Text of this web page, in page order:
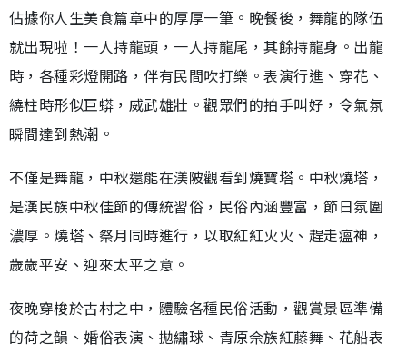
佔據你人生美食篇章中的厚厚一筆。晚餐後，舞龍的隊伍
就出現啦！一人持龍頭，一人持龍尾，其餘持龍身。出龍
時，各種彩燈開路，伴有民間吹打樂。表演行進、穿花、
繞柱時形似巨蟒，威武雄壯。觀眾們的拍手叫好，令氣氛
瞬間達到熱潮。
不僅是舞龍，中秋還能在渼陂觀看到燒寶塔。中秋燒塔，
是漢民族中秋佳節的傳統習俗，民俗內涵豐富，節日氛圍
濃厚。燒塔、祭月同時進行，以取紅紅火火、趕走瘟神，
歲歲平安、迎來太平之意。
夜晚穿梭於古村之中，體驗各種民俗活動，觀賞景區準備
的荷之韻、婚俗表演、拋繡球、青原佘族紅藤舞、花船表